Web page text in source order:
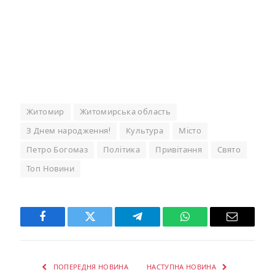
Житомир Житомирська область
З Днем народження! Культура Місто
Петро Богомаз Політика Привітання Свято
Топ Новини
Facebook Twitter Telegram WhatsAppEmail
ПОПЕРЕДНЯ НОВИНА НАСТУПНА НОВИНА